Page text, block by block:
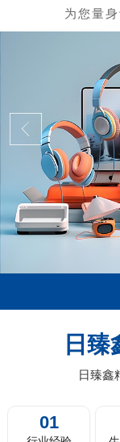
板的音箱喇叭网
机器人的蚀刻过
片，汽车的...
日
日臻鑫
01